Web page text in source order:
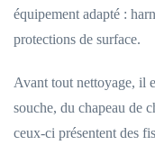
équipement adapté :
protections de surface.
Avant tout nettoyage, il
souche, du chapeau de
ceux-ci présentent des